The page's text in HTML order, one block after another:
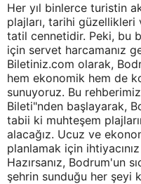
Her yıl binlerce turistin
plajları, tarihi güzellikleri
tatil cennetidir. Peki, bu
için servet harcamanız
Biletiniz.com olarak,
hem ekonomik hem de
sunuyoruz. Bu
Bileti"nden başlayarak,
tabii ki muhteşem
alacağız. Ucuz ve
planlamak için
Hazırsanız, Bodrum'un
şehrin sunduğu her şeyi